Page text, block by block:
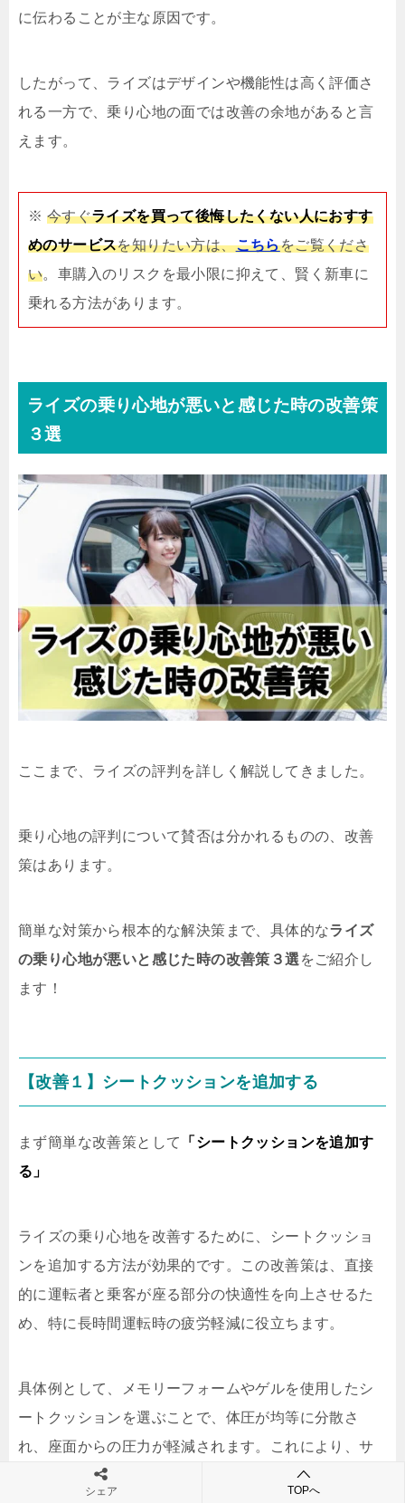
に伝わることが主な原因です。
したがって、ライズはデザインや機能性は高く評価さ
れる一方で、乗り心地の面では改善の余地があると言
えます。
※ 今すぐライズを買って後悔したくない人におすす
めのサービスを知りたい方は、こちらをご覧くださ
い。車購入のリスクを最小限に抑えて、賢く新車に
乗れる方法があります。
ライズの乗り心地が悪いと感じた時の改善策
３選
ここまで、ライズの評判を詳しく解説してきました。
乗り心地の評判について賛否は分かれるものの、改善
策はあります。
簡単な対策から根本的な解決策まで、具体的なライズ
の乗り心地が悪いと感じた時の改善策３選 をご紹介し
ます！
【改善１】シートクッションを追加する
まず簡単な改善策として
「シートクッションを追加す
る」
ライズの乗り心地を改善するために、シートクッショ
ンを追加する方法が効果的です。この改善策は、直接
的に運転者と乗客が座る部分の快適性を向上させるた
め、特に長時間運転時の疲労軽減に役立ちます。
具体例として、メモリーフォームやゲルを使用したシ
ートクッションを選ぶことで、体圧が均等に分散さ
れ、座面からの圧力が軽減されます。これにより、サ
スペンションからの振動や衝撃が軽減されるため、長
シェア TOPへ